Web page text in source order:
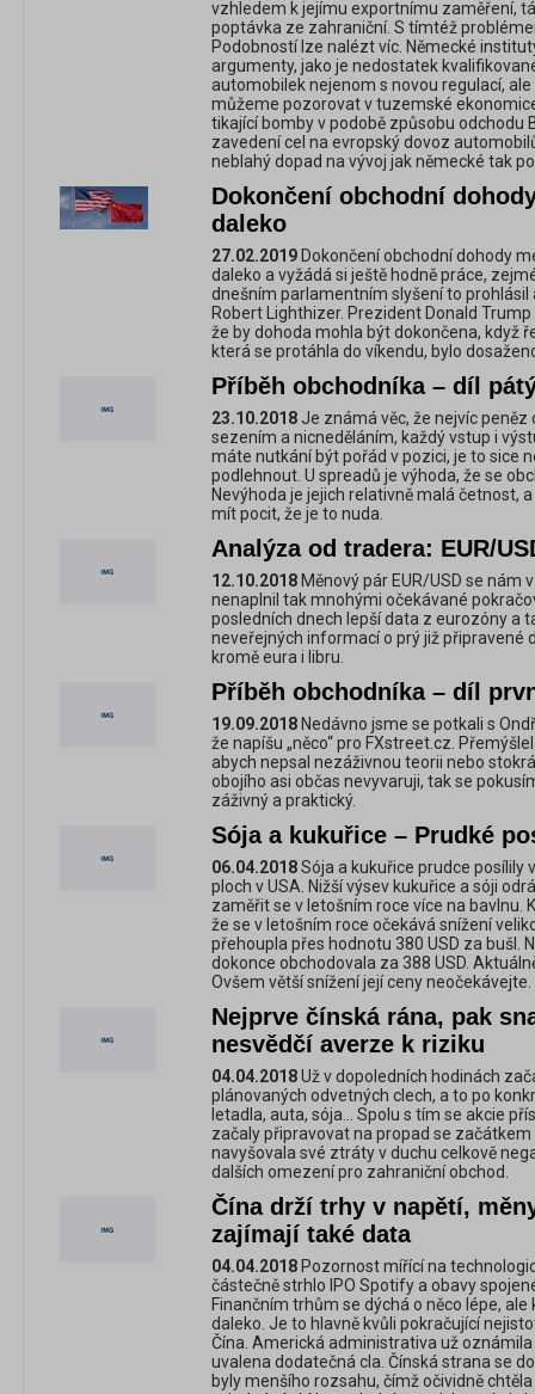
vzhledem k jejímu exportnímu zaměření,
poptávka ze zahraniční. S tímtéž
Podobností lze nalézt víc. Německé
argumenty, jako je nedostatek
automobilek nejenom s novou regulací,
můžeme pozorovat v tuzemské
tikající bomby v podobě způsobu odchodu
zavedení cel na evropský dovoz
neblahý dopad na vývoj jak německé tak
Dokončení obchodní
daleko
27.02.2019 Dokončení obchodní dohody
daleko a vyžádá si ještě hodně práce,
dnešním parlamentním slyšení to
Robert Lighthizer. Prezident Donald
že by dohoda mohla být dokončena, když
která se protáhla do víkendu, bylo
Příběh obchodníka – díl
23.10.2018Je známá věc, že nejvíc
sezením a nicneděláním, každý vstup i
máte nutkání být pořád v pozici, je to sice
podlehnout. U spreadů je výhoda, že se
Nevýhoda je jejich relativně malá četnost,
mít pocit, že je to nuda.
Analýza od tradera: EUR/
12.10.2018 Měnový pár EUR/USD se nám
nenaplnil tak mnohými očekávané
posledních dnech lepší data z eurozóny a
neveřejných informací o prý již připravené
kromě eura i libru.
Příběh obchodníka – díl
19.09.2018 Nedávno jsme se potkali s
že napíšu „něco“ pro FXstreet.cz.
abych nepsal nezáživnou teorii nebo
obojího asi občas nevyvaruji, tak se
záživný a praktický.
Sója a kukuřice – Prudké
06.04.2018Sója a kukuřice prudce posílily
ploch v USA. Nižší výsev kukuřice a sóji
zaměřit se v letošním roce více na bavlnu.
že se v letošním roce očekává snížení
přehoupla přes hodnotu 380 USD za bušl.
dokonce obchodovala za 388 USD.
Ovšem větší snížení její ceny
Nejprve čínská rána, pak
nesvědčí averze k riziku
04.04.2018Už v dopoledních hodinách
plánovaných odvetných clech, a to po
letadla, auta, sója... Spolu s tím se akcie
začaly připravovat na propad se
navyšovala své ztráty v duchu celkově
dalších omezení pro zahraniční obchod.
Čína drží trhy v napětí,
zajímají také data
04.04.2018 Pozornost mířící na
částečně strhlo IPO Spotify a obavy
Finančním trhům se dýchá o něco lépe,
daleko. Je to hlavně kvůli pokračující
Čína. Americká administrativa už
uvalena dodatečná cla. Čínská strana se
byly menšího rozsahu, čímž očividně